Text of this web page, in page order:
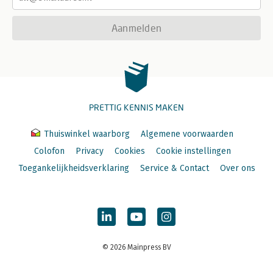
Aanmelden
PRETTIG KENNIS MAKEN
Thuiswinkel waarborg
Algemene voorwaarden
Colofon
Privacy Cookies
Cookie instellingen
Toegankelijkheidsverklaring
Service & Contact Over ons
© 2026 Mainpress BV